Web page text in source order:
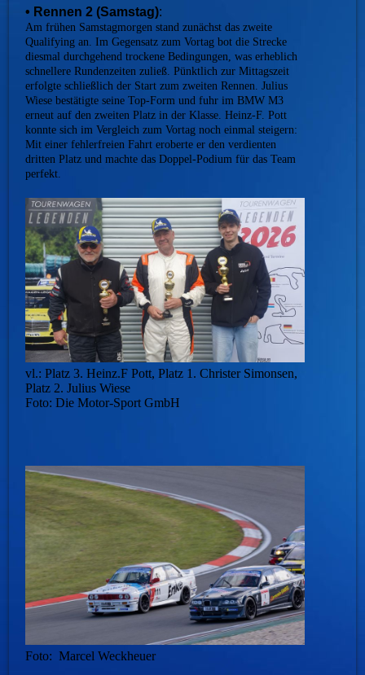
• Rennen 2 (Samstag):
Am frühen Samstagmorgen stand zunächst das zweite
Qualifying an. Im Gegensatz zum Vortag bot die Strecke
diesmal durchgehend trockene Bedingungen, was erheblich
schnellere Rundenzeiten zuließ. Pünktlich zur Mittagszeit
erfolgte schließlich der Start zum zweiten Rennen. Julius
Wiese bestätigte seine Top-Form und fuhr im BMW M3
erneut auf den zweiten Platz in der Klasse. Heinz-F. Pott
konnte sich im Vergleich zum Vortag noch einmal steigern:
Mit einer fehlerfreien Fahrt eroberte er den verdienten
dritten Platz und machte das Doppel-Podium für das Team
perfekt.
vl.: Platz 3. Heinz.F Pott, Platz 1. Christer Simonsen,
Platz 2. Julius Wiese
Foto: Die Motor-Sport GmbH
Foto: Marcel Weckheuer